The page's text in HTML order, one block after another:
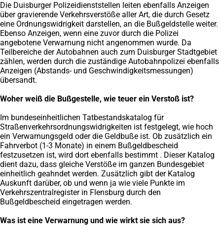
Die Duisburger Polizeidienststellen leiten ebenfalls Anzeigen
über gravierende Verkehrsverstöße aller Art, die durch Gesetz
eine Ordnungswidrigkeit darstellen, an die Bußgeldstelle weiter.
Ebenso Anzeigen, wenn eine zuvor durch die Polizei
angebotene Verwarnung nicht angenommen wurde. Da
Teilbereiche der Autobahnen auch zum Duisburger Stadtgebiet
zählen, werden durch die zuständige Autobahnpolizei ebenfalls
Anzeigen (Abstands- und Geschwindigkeitsmessungen)
übersandt.
Woher weiß die Bußgestelle, wie teuer ein Verstoß ist?
Im bundeseinheitlichen Tatbestandskatalog für
Straßenverkehrsordnungswidrigkeiten ist festgelegt, wie hoch
ein Verwarnungsgeld oder die Geldbuße ist. Ob zusätzlich ein
Fahrverbot (1-3 Monate) in einem Bußgeldbescheid
festzusetzen ist, wird dort ebenfalls bestimmt . Dieser Katalog
dient dazu, dass gleiche Verstöße im ganzen Bundesgebiet
einheitlich geahndet werden. Zusätzlich gibt der Katalog
Auskunft darüber, ob und wenn ja wie viele Punkte im
Verkehrszentralregister in Flensburg durch den
Bußgeldbescheid eingetragen werden.
Was ist eine Verwarnung und wie wirkt sie sich aus?